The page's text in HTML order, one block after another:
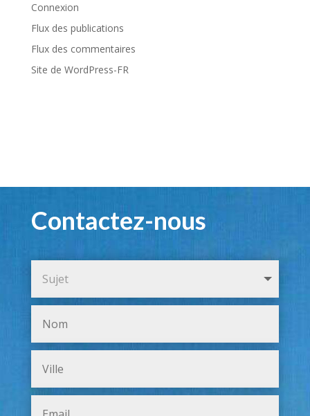
Connexion
Flux des publications
Flux des commentaires
Site de WordPress-FR
Contactez-nous